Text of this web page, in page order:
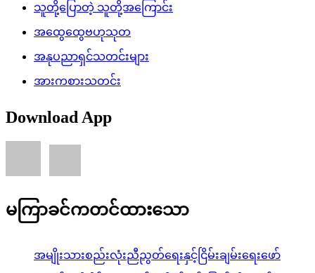
သူတို့ပြောတဲ့ သူတို့အကြောင်း
အထွေထွေဗဟုသုတ
အနုပညာရှင်သတင်းများ
အားကစားသတင်း
Download App
မကြာခင်ကတင်ထားသော
အမျိုးသားစည်းလုံးညီညွတ်ရေးနှင့်ငြိမ်းချမ်းရေးဖော်